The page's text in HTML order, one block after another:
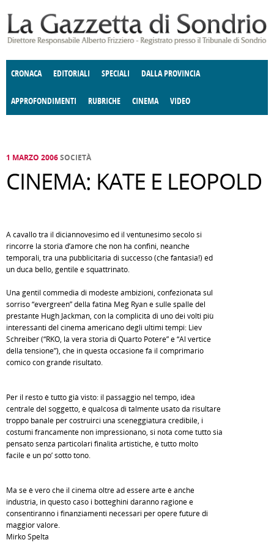
CRONACA EDITORIALI SPECIALI DALLA PROVINCIA
APPROFONDIMENTI
E SPETTACOLI POLITICA
RUBRICHE
DELLE IDEE FATTI DELLO SPIRITO
CINEMA VIDEO
1 MARZO 2006SOCIETÀ
CINEMA: KATE E LEOPOLD
A cavallo tra il diciannovesimo ed il ventunesimo secolo si
rincorre la storia d’amore che non ha confini, neanche
temporali, tra una pubblicitaria di successo (che fantasia!) ed
un duca bello, gentile e squattrinato.
Una gentil commedia di modeste ambizioni, confezionata sul
sorriso “evergreen” della fatina Meg Ryan e sulle spalle del
prestante Hugh Jackman, con la complicità di uno dei volti più
interessanti del cinema americano degli ultimi tempi: Liev
Schreiber (“RKO, la vera storia di Quarto Potere” e “Al vertice
della tensione”), che in questa occasione fa il comprimario
comico con grande risultato.
Per il resto è tutto già visto: il passaggio nel tempo, idea
centrale del soggetto, è qualcosa di talmente usato da risultare
troppo banale per costruirci una sceneggiatura credibile, i
costumi francamente non impressionano, si nota come tutto sia
pensato senza particolari finalità artistiche, è tutto molto
facile e un po’ sotto tono.
Ma se è vero che il cinema oltre ad essere arte è anche
industria, in questo caso i botteghini daranno ragione e
consentiranno i finanziamenti necessari per opere future di
maggior valore.
Mirko Spelta